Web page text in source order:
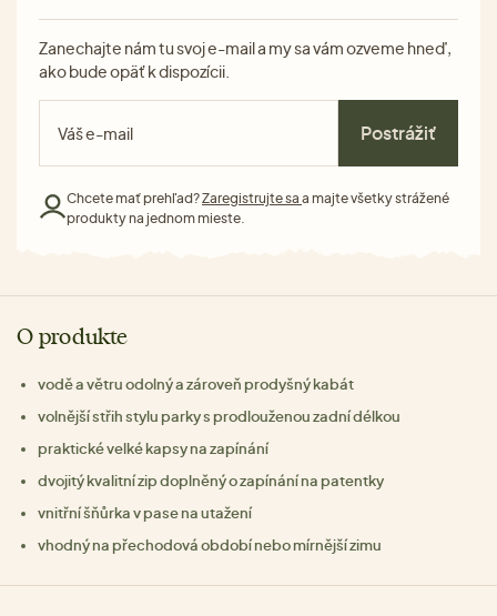
Zanechajte nám tu svoj e-mail a my sa vám ozveme hneď,
ako bude opäť k dispozícii.
Postrážiť
Chcete mať prehľad?Zaregistrujte sa a majte všetky strážené
produkty na jednom mieste.
O produkte
vodě a větru odolný a zároveň prodyšný kabát
volnější střih stylu parky s prodlouženou zadní délkou
praktické velké kapsy na zapínání
dvojitý kvalitní zip doplněný o zapínání na patentky
vnitřní šňůrka v pase na utažení
vhodný na přechodová období nebo mírnější zimu